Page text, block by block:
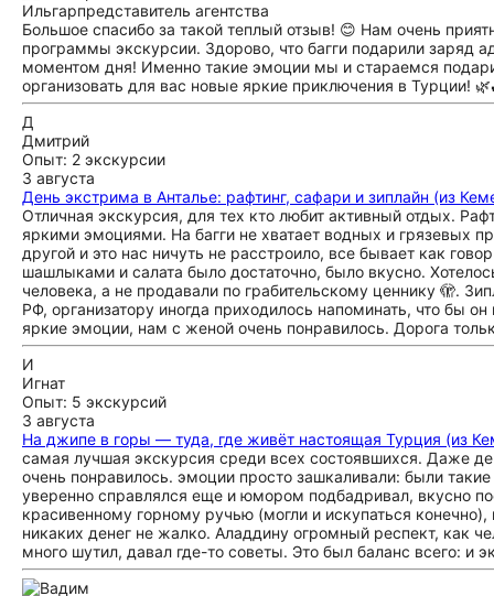
Ильгарпредставитель агентства
Большое спасибо за такой теплый отзыв! 😊 Нам очень
программы экскурсии. Здорово, что багги подарили заряд
моментом дня! Именно такие эмоции мы и стараемся
организовать для вас новые яркие приключения в Турции!
Д
Дмитрий
Опыт: 2 экскурсии
3 августа
День экстрима в Анталье: рафтинг, сафари и зиплайн (из
Отличная экскурсия, для тех кто любит активный отдых.
яркими эмоциями. На багги не хватает водных и грязевых
другой и это нас ничуть не расстроило, все бывает как
шашлыками и салата было достаточно, было вкусно.
человека, а не продавали по грабительскому ценнику 🫣.
РФ, организатору иногда приходилось напоминать, что бы
яркие эмоции, нам с женой очень понравилось. Дорога
И
Игнат
Опыт: 5 экскурсий
3 августа
На джипе в горы — туда, где живёт настоящая Турция (из
самая лучшая экскурсия среди всех состоявшихся. Даже
очень понравилось. эмоции просто зашкаливали: были
уверенно справлялся еще и юмором подбадривал, вкусно
красивенному горному ручью (могли и искупаться
никаких денег не жалко. Аладдину огромный респект, как
много шутил, давал где-то советы. Это был баланс всего: и